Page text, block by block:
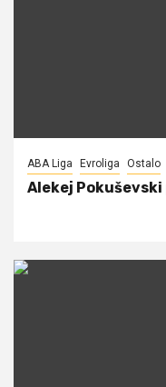
ABA Liga Evroliga Ostalo
Alekej